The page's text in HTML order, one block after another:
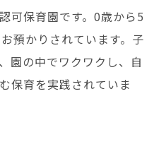
購入
サポート
い方へ
者様用)
可保育園です。0歳から5
預かりされています。子
園の中でワクワクし、自
保育を実践されていま